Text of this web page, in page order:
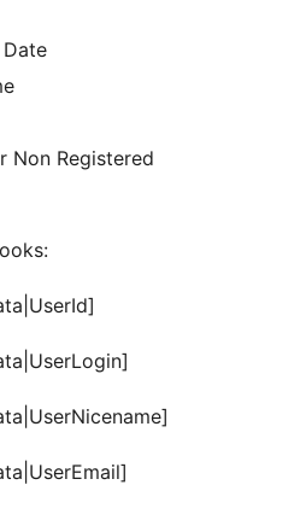
Non Registered